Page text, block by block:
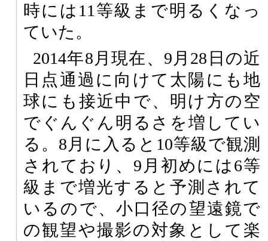
時には11等級まで明るくなっ
ていた。
2014年8月現在、9月28日の近
日点通過に向けて太陽にも地
球にも接近中で、明け方の空
でぐんぐん明るさを増してい
る。8月に入ると10等級で観測
されており、9月初めには6等
級まで増光すると予測されて
いるので、小口径の望遠鏡で
の観望や撮影の対象として楽